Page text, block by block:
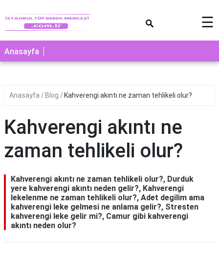
☰
Anasayfa
Anasayfa Blog Kahverengi akıntı ne zaman tehlikeli olur?
Kahverengi akıntı ne
zaman tehlikeli olur?
Kahverengi akıntı ne zaman tehlikeli olur?, Durduk
yere kahverengi akıntı neden gelir?, Kahverengi
lekelenme ne zaman tehlikeli olur?, Adet degilim ama
kahverengi leke gelmesi ne anlama gelir?, Stresten
kahverengi leke gelir mi?, Camur gibi kahverengi
akıntı neden olur?